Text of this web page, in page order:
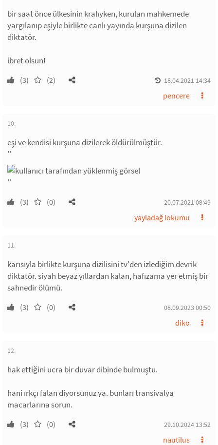
bir saat önce ülkesinin kralıyken, kurulan mahkemede
yargılanıp eşiyle birlikte canlı yayında kurşuna dizilen
diktatör.
ibret olsun!
(3) (2) 18.04.2021 14:34
pencere
10.
eşi ve kendisi kurşuna dizilerek öldürülmüştür.
''
''
(3) (0) 20.07.2021 08:49
yayladağ lokumu
11.
karısıyla birlikte kurşuna dizilisini tv'den izlediğim devrik
diktatör. siyah beyaz yıllardan kalan, hafızama yer etmiş bir
sahnedir ölümü.
(3) (0) 08.09.2023 00:50
diko
12.
hak ettiğini ucra bir duvar dibinde bulmuştu.
hani ırkçı falan diyorsunuz ya. bunları transivalya
macarlarına sorun.
(3) (0) 29.10.2024 13:52
nautilus